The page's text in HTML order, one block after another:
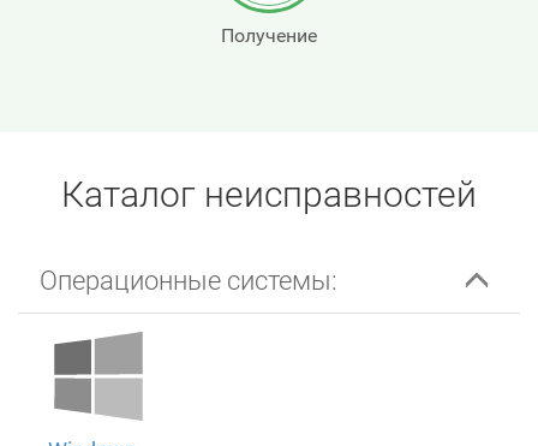
Получение
Каталог неисправностей
Операционные системы: